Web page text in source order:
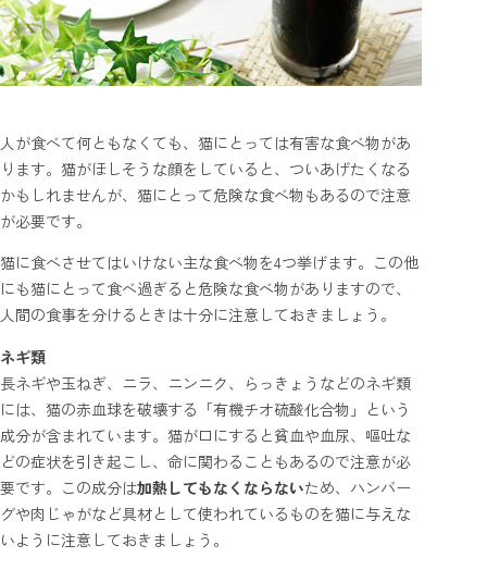
人が食べて何ともなくても、猫にとっては有害な食べ物があ
ります。猫がほしそうな顔をしていると、ついあげたくなる
かもしれませんが、猫にとって危険な食べ物もあるので注意
が必要です。
猫に食べさせてはいけない主な食べ物を4つ挙げます。この他
にも猫にとって食べ過ぎると危険な食べ物がありますので、
人間の食事を分けるときは十分に注意しておきましょう。
ネギ類
長ネギや玉ねぎ、ニラ、ニンニク、らっきょうなどのネギ類
には、猫の赤血球を破壊する「有機チオ硫酸化合物」という
成分が含まれています。猫が口にすると貧血や血尿、嘔吐な
どの症状を引き起こし、命に関わることもあるので注意が必
要です。この成分は加熱してもなくならないため、ハンバー
グや肉じゃがなど具材として使われているものを猫に与えな
いように注意しておきましょう。